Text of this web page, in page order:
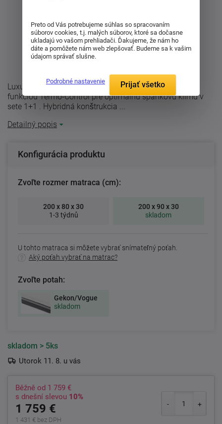
Luxusný taštičkový matrac Spiric Superior Comodore s
funkciou Termo-Control pre optimálnu spánkovú klímu v
sete 1+1 . Hybridná konštrukcia ...
Detailný popis
Konfigurácia produktu
Zvoľte rozmer matraca (cm):
200 x 80 x 30
1-3 týdnů
200 x 90 x 30
skladom
U tohto matraca si môžete vybrať snímateľný poťah.
Aký poťah vybrať na matrac?
Zvoľte potah:
Gekon/Vogue
skladom
skladom > 5ks
Utorok 11. 8. u vás
Běžně od 1 759 €
s dnešní slevou 10%
1 759 €
1 431 € bez DPH
Preto od Vás potrebujeme súhlas so spracovaním
súborov cookies, t.j. malých súborov, ktoré sa dočasne
ukladajú vo vašom prehliadači. Ďakujeme, že nám ho
dáte a pomôžete nám web zlepšovať. Budeme sa k vašim
údajom správať slušne.
Podrobné nastavenie Prijať všetko